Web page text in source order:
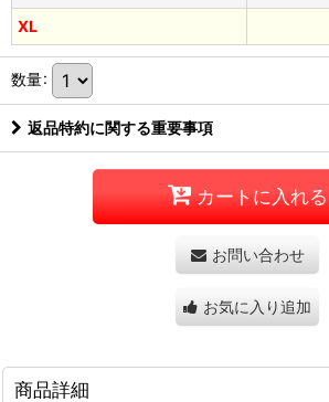
XL
数量:
返品特約に関する重要事項
カートに入れる
お問い合わせ
お気に入り追加
商品詳細